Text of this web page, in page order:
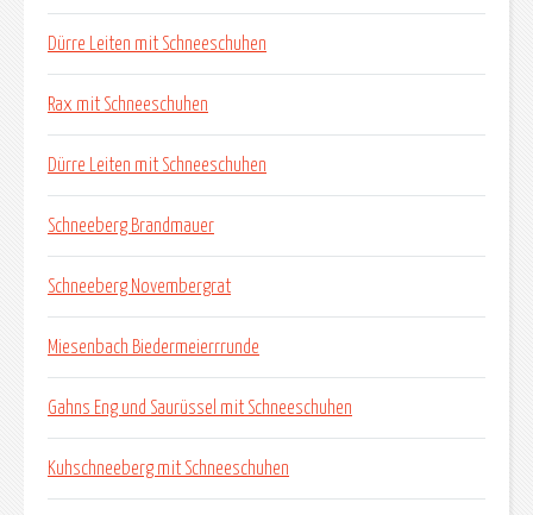
Dürre Leiten mit Schneeschuhen
Rax mit Schneeschuhen
Dürre Leiten mit Schneeschuhen
Schneeberg Brandmauer
Schneeberg Novembergrat
Miesenbach Biedermeierrrunde
Gahns Eng und Saurüssel mit Schneeschuhen
Kuhschneeberg mit Schneeschuhen